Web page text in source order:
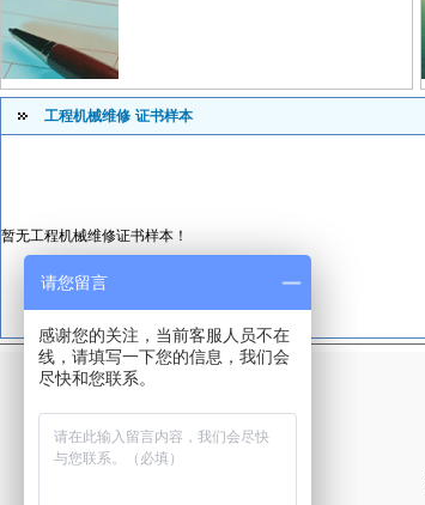
工程机械维修 证书样本
暂无工程机械维修证书样本！
请您留言
感谢您的关注，当前客服人员不在
线，请填写一下您的信息，我们会
尽快和您联系。